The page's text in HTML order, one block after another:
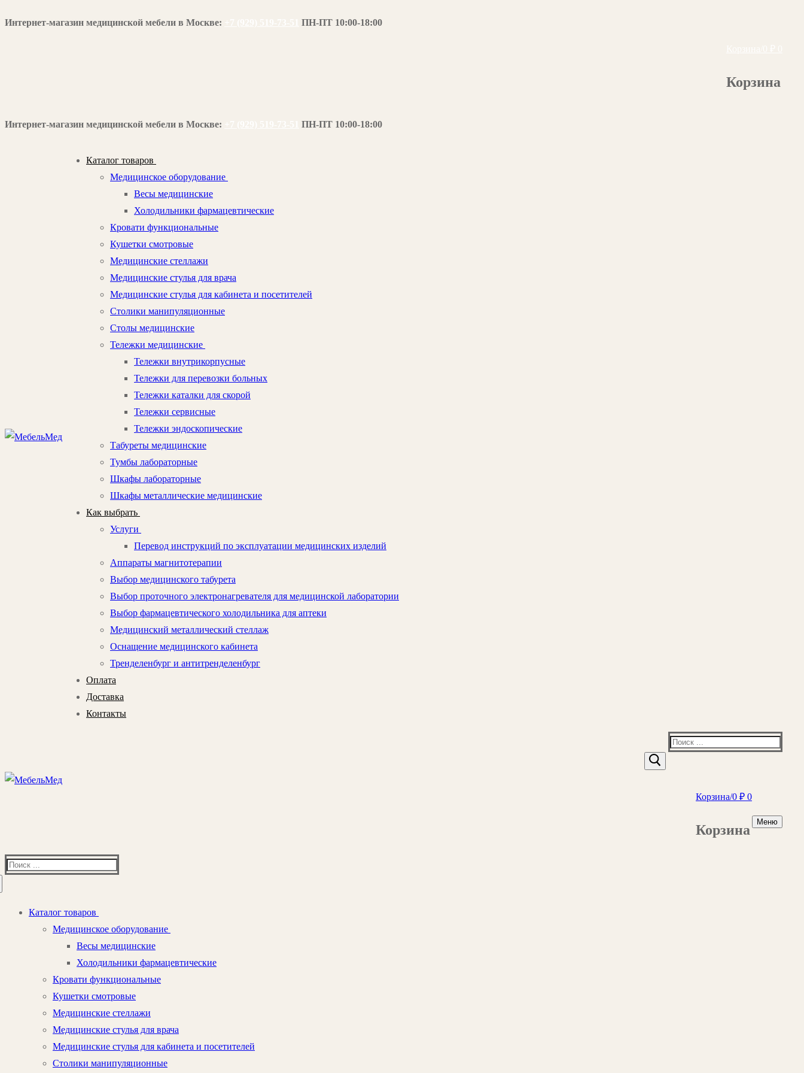
к
Интернет-магазин медицинской мебели в Москве:
ПН-ПТ 10:00-18:00
Корзина
Интернет-магазин медицинской мебели в Москве: ПН-ПТ 10:00-18:00
Каталог товаров
Медицинское оборудование
Весы медицинские
Холодильники фармацевтические
Кровати функциональные
Кушетки смотровые
Медицинские стеллажи
Медицинские стулья для врача
Медицинские стулья для кабинета и посетителей
Столики манипуляционные
Столы медицинские
Тележки медицинские
Тележки внутрикорпусные
Тележки для перевозки больных
Тележки каталки для скорой
Тележки сервисные
Тележки эндоскопические
Табуреты медицинские
Тумбы лабораторные
Шкафы лабораторные
Шкафы металлические медицинские
Как выбрать
Услуги
Перевод инструкций по эксплуатации медицинских изделий
Аппараты магнитотерапии
Выбор медицинского табурета
Выбор проточного электронагревателя для медицинской лаборатории
Выбор фармацевтического холодильника для аптеки
Медицинский металлический стеллаж
Оснащение медицинского кабинета
Тренделенбург и антитренделенбург
Оплата
Доставка
Контакты
Найти:
Корзина/0 ₽ 0
Корзина
Меню
Найти:
Каталог товаров
Медицинское оборудование
Весы медицинские
Холодильники фармацевтические
Кровати функциональные
Кушетки смотровые
Медицинские стеллажи
Медицинские стулья для врача
Медицинские стулья для кабинета и посетителей
Столики манипуляционные